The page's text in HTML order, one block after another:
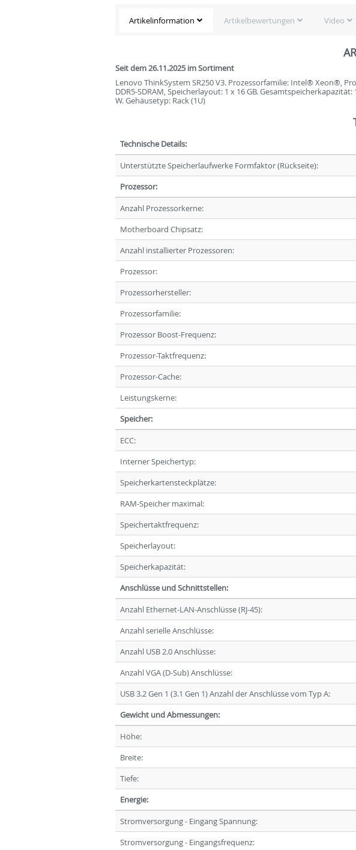
Artikelinformation Artikelbewertungen Video
Seit dem 26.11.2025 im Sortiment
Lenovo ThinkSystem SR250 V3. Prozessorfamilie: Intel® Xeon®,
DDR5-SDRAM, Speicherlayout: 1 x 16 GB.
W. Gehäusetyp: Rack (1U)
Technische Details:
Unterstützte Speicherlaufwerke Formfaktor (Rückseite):
Prozessor:
Anzahl Prozessorkerne:
Motherboard Chipsatz:
Anzahl installierter Prozessoren:
Prozessor:
Prozessorhersteller:
Prozessorfamilie:
Prozessor Boost-Frequenz:
Prozessor-Taktfrequenz:
Prozessor-Cache:
Leistungskerne:
Speicher:
ECC:
Interner Speichertyp:
Speicherkartensteckplätze:
RAM-Speicher maximal:
Speichertaktfrequenz:
Speicherlayout:
Speicherkapazität:
Anschlüsse und Schnittstellen:
Anzahl Ethernet-LAN-Anschlüsse (RJ-45):
Anzahl serielle Anschlüsse:
Anzahl USB 2.0 Anschlüsse:
Anzahl VGA (D-Sub) Anschlüsse:
USB 3.2 Gen 1 (3.1 Gen 1) Anzahl der Anschlüsse vom Typ A:
Gewicht und Abmessungen:
Höhe:
Breite:
Tiefe:
Energie:
Stromversorgung - Eingang Spannung:
Stromversorgung - Eingangsfrequenz: